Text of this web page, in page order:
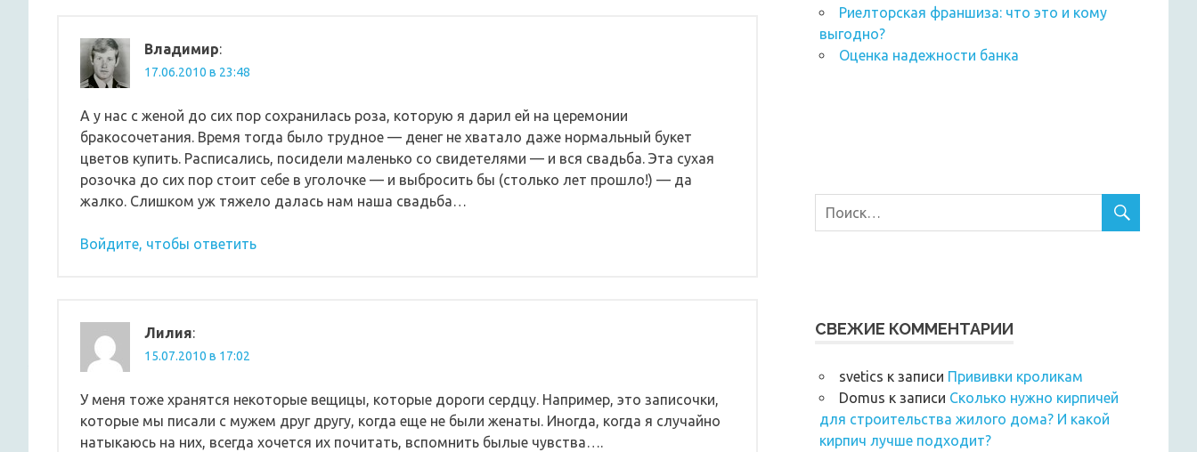
Владимир:
17.06.2010 в 23:48
А у нас с женой до сих пор сохранилась роза, которую я дарил ей на церемонии
бракосочетания. Время тогда было трудное — денег не хватало даже нормальный букет
цветов купить. Расписались, посидели маленько со свидетелями — и вся свадьба. Эта сухая
розочка до сих пор стоит себе в уголочке — и выбросить бы (столько лет прошло!) — да
жалко. Слишком уж тяжело далась нам наша свадьба…
Войдите, чтобы ответить
Лилия:
15.07.2010 в 17:02
У меня тоже хранятся некоторые вещицы, которые дороги сердцу. Например, это записочки,
которые мы писали с мужем друг другу, когда еще не были женаты. Иногда, когда я случайно
натыкаюсь на них, всегда хочется их почитать, вспомнить былые чувства….
Риелторская франшиза: что это и кому
выгодно?
Оценка надежности банка
СВЕЖИЕ КОММЕНТАРИИ
svetics к записи Прививки кроликам
Domus к записи Сколько нужно кирпичей
для строительства жилого дома? И какой
кирпич лучше подходит?